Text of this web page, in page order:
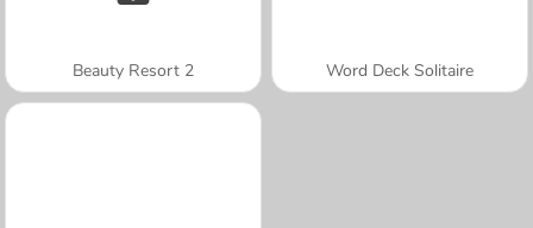
Beauty Resort 2 Word Deck Solitaire